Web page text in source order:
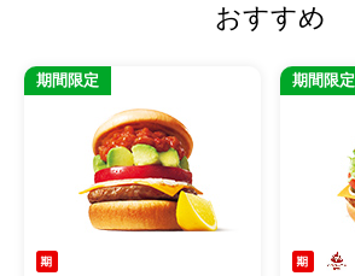
おすすめ
期間限定 期間限定